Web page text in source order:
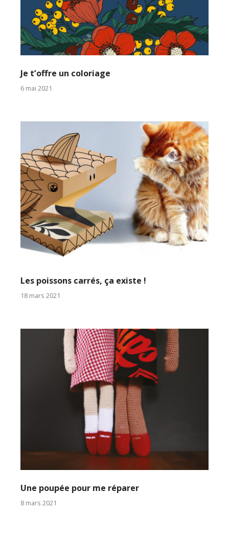
Je t’offre un coloriage
6 mai 2021
Les poissons carrés, ça existe !
18 mars 2021
Une poupée pour me réparer
8 mars 2021